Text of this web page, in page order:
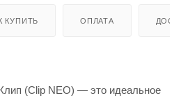
КУПИТЬ ОПЛАТА
(Clip NEO) — это идеальное